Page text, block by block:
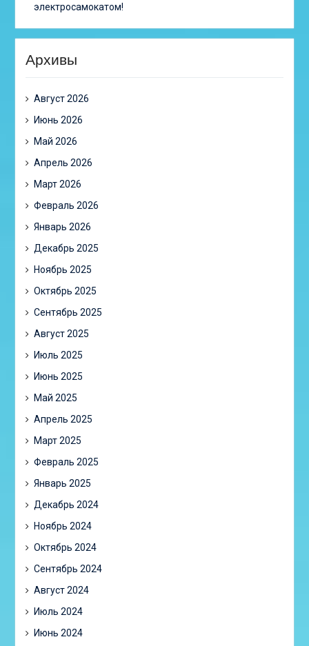
электросамокатом!
Архивы
Август 2026
Июнь 2026
Май 2026
Апрель 2026
Март 2026
Февраль 2026
Январь 2026
Декабрь 2025
Ноябрь 2025
Октябрь 2025
Сентябрь 2025
Август 2025
Июль 2025
Июнь 2025
Май 2025
Апрель 2025
Март 2025
Февраль 2025
Январь 2025
Декабрь 2024
Ноябрь 2024
Октябрь 2024
Сентябрь 2024
Август 2024
Июль 2024
Июнь 2024